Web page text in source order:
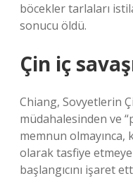
böcekler tarlaları
sonucu öldü.
Çin iç
Chiang, Sovyetlerin
müdahalesinden ve
memnun olmayınca,
olarak tasfiye etmeye
başlangıcını işaret